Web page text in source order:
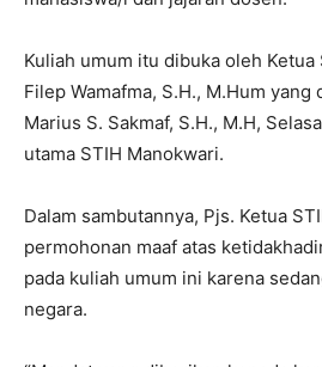
Kuliah umum itu dibuka oleh Ketua
Filep Wamafma, S.H., M.Hum yang
Marius S. Sakmaf, S.H., M.H,
utama STIH Manokwari.
Dalam sambutannya, Pjs. Ketua
permohonan maaf atas
pada kuliah umum ini karena
negara.